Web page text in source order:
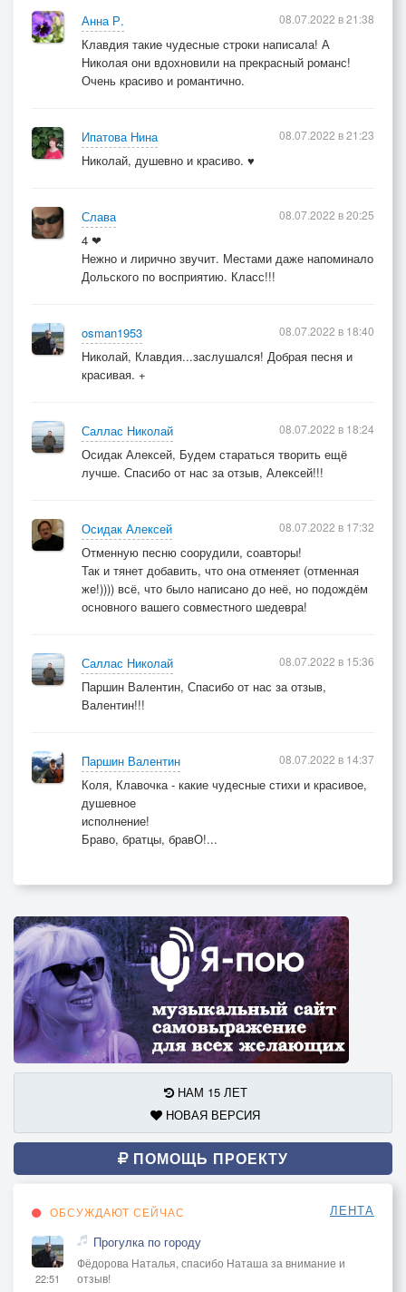
Анна Р.
Клавдия такие чудесные строки написала! А
Николая они вдохновили на прекрасный романс!
Очень красиво и романтично.
08.07.2022 в 21:38
Ипатова Нина
Николай, душевно и красиво. ♥
08.07.2022 в 21:23
Слава
4 ❤
Нежно и лирично звучит. Местами даже напоминало
Дольского по восприятию. Класс!!!
08.07.2022 в 20:25
osman1953
Николай, Клавдия...заслушался! Добрая песня и
красивая. +
08.07.2022 в 18:40
Саллас Николай
Осидак Алексей, Будем стараться творить ещё
лучше. Спасибо от нас за отзыв, Алексей!!!
08.07.2022 в 18:24
Осидак Алексей
Отменную песню соорудили, соавторы!
Так и тянет добавить, что она отменяет (отменная
же!)))) всё, что было написано до неё, но подождём
основного вашего совместного шедевра!
08.07.2022 в 17:32
Саллас Николай
Паршин Валентин, Спасибо от нас за отзыв,
Валентин!!!
08.07.2022 в 15:36
Паршин Валентин
Коля, Клавочка - какие чудесные стихи и красивое,
душевное
исполнение!
Браво, братцы, бравО!...
08.07.2022 в 14:37
НАМ 15 ЛЕТ
НОВАЯ ВЕРСИЯ
ПОМОЩЬ ПРОЕКТУ
ОБСУЖДАЮТ СЕЙЧАС ЛЕНТА
22:51
Прогулка по городу
Фёдорова Наталья, спасибо Наташа за внимание и
отзыв!